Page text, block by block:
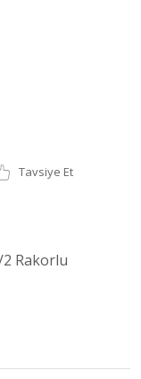
Tavsiye Et
2 Rakorlu